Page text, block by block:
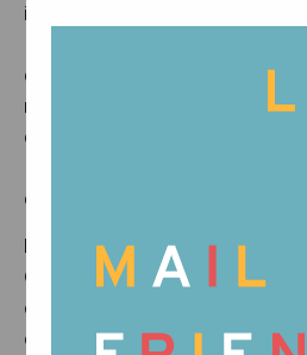
ilustrada especial dentro
que un simple folleto, es un
recordatorio de las
dedicación que hay detrás
la belleza que se
que no pueden apresurarse.
Por eso, a partir de
Grapat incluirá una
cara encontraréis una
declaración: We Honor